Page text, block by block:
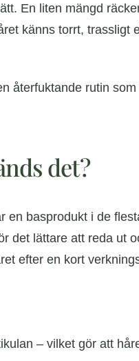
En liten mängd
känns torrt, trassligt
återfuktande rutin
det?
basprodukt i de
lättare att reda ut
efter en kort
– vilket gör att